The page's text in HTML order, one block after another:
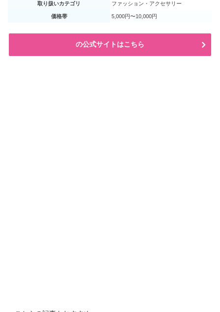
取り扱いカテゴリ ファッション・アクセサリー
価格帯 5,000円〜10,000円
の公式サイトはこちら